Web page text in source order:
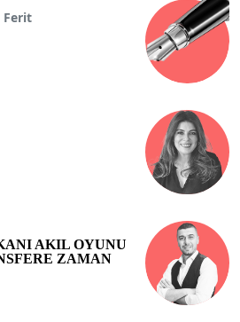
Ferit
AKIL OYUNU
ZAMAN